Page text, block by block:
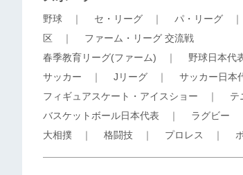
野球 ｜ セ・リーグ ｜ パ・リーグ
区 ｜ ファーム・リーグ 交流戦
春季教育リーグ(ファーム) ｜ 野球日本代
サッカー ｜ Jリーグ ｜ サッカー日本
フィギュアスケート・アイスショー ｜ テ
バスケットボール日本代表 ｜ ラグビー
大相撲 ｜ 格闘技 ｜ プロレス ｜